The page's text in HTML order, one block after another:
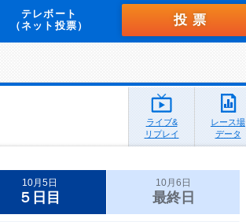
テレボート
（ネット投票）
投票
ライブ&
リプレイ
レース場
データ
10月5日
５日目
10月6日
最終日